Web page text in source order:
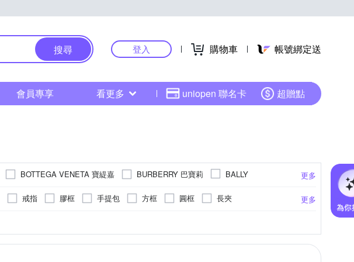
搜尋 登入 購物車 帳號綁定送
會員專享 看更多 uniopen 聯名卡 超贈點
更多
BOTTEGA VENETA 寶緹嘉 BURBERRY 巴寶莉
BALLY
CHANEL 香奈兒 CITIZEN 星辰
City Diamond 引雅
卡爾 KENZO King Star
LOEWE 羅威
更多
戒指 膠框 手提包 方框 圓框
長夾
金條金塊 證件夾 半框 圍巾